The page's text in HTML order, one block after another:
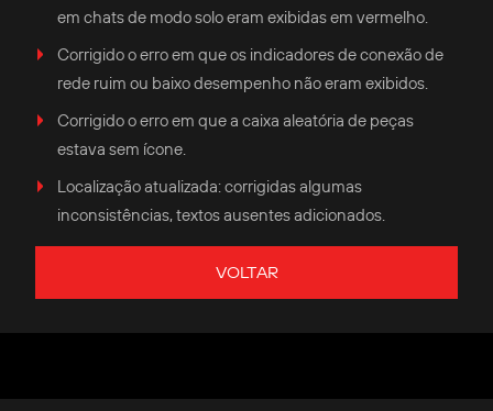
em chats de modo solo eram exibidas em vermelho.
Corrigido o erro em que os indicadores de conexão de
rede ruim ou baixo desempenho não eram exibidos.
Corrigido o erro em que a caixa aleatória de peças
estava sem ícone.
Localização atualizada: corrigidas algumas
inconsistências, textos ausentes adicionados.
VOLTAR